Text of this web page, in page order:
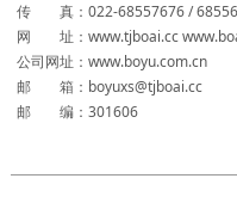
传 真：022-68557676 /
网 址：www.tjboai.cc
公司网址：www.boyu.com.cn
邮 箱：boyuxs@tjboai.cc
邮 编：301606